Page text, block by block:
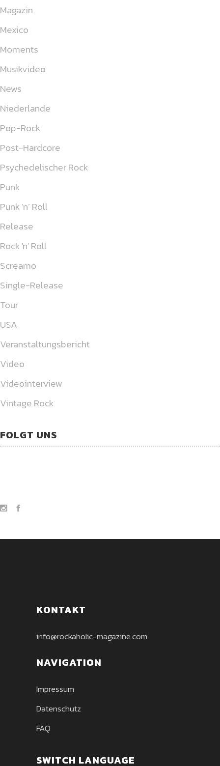
Magazin
Mexico
Moments
Musikvideo
News
Niederlande
Pop-Rock
Post-Hardcore
Psychedelischer Rock
Punk
Punk ’n’ Roll
Release
Rock 'n' Roll
Screamo
Single-Release
Tour
USA
Veranstaltungsbericht
Video
Videointerview
Vintage Rock
FOLGT UNS
KONTAKT
info@rockaholic-magazine.com
NAVIGATION
Impressum
Datenschutz
FAQ
SWITCH LANGUAGE